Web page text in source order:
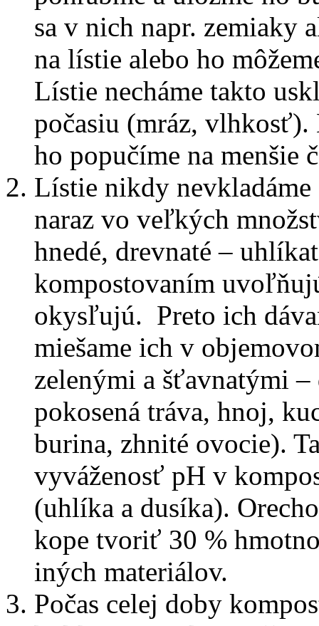
sa v nich napr. zemiaky
na lístie alebo ho
Lístie necháme takto
počasiu (mráz,
ho popučíme na menšie
Lístie nikdy nevkladáme
naraz vo veľkých
hnedé, drevnaté –
kompostovaním
okysľujú. Preto ich
miešame ich v
zelenými a šťavnatými
pokosená tráva, hnoj,
burina, zhnité ovocie).
vyváženosť pH v
(uhlíka a dusíka).
kope tvoriť 30 %
iných materiálov.
Počas celej doby